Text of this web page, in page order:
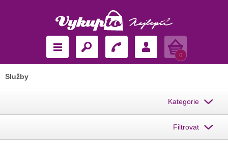
Košík
0
Služby
Kategorie
Filtrovat